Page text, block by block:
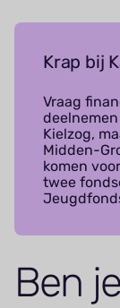
Krap bij
Vraag
Kielzog,
Midden-
komen
twee
Ben